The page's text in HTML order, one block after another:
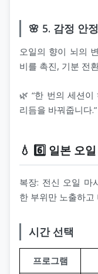
🌸 5. 감정 안
오일의 향이 뇌의
비를 촉진, 기분 전
🌿 “한 번의 세션
리듬을 바꿔줍니다.”
💧 6️⃣ 일본 오
복장: 전신 오일 마
한 부위만 노출하고
시간 선택
프로그램